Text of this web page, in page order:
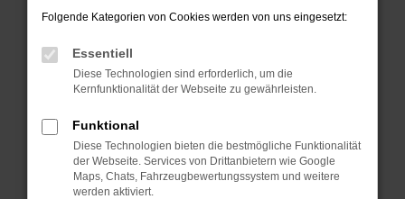
Prüfe deine Browsererweiterungen.
können das Laden bestimmter Seiten
verhindern. Funktioniert die Seite in einem
anderen Browser oder in einem privaten
Starte dein Gerät neu.
Das kann manchmal helfen, vorübergehende
Probleme zu beheben.
Folgende Kategorien von Cookies werden von uns eingesetzt:
Essentiell
Diese Technologien sind erforderlich, um die
Kernfunktionalität der Webseite zu gewährleisten.
Funktional
Diese Technologien bieten die bestmögliche Funktionalität
der Webseite. Services von Drittanbietern wie Google
Maps, Chats, Fahrzeugbewertungssystem und weitere
werden aktiviert.